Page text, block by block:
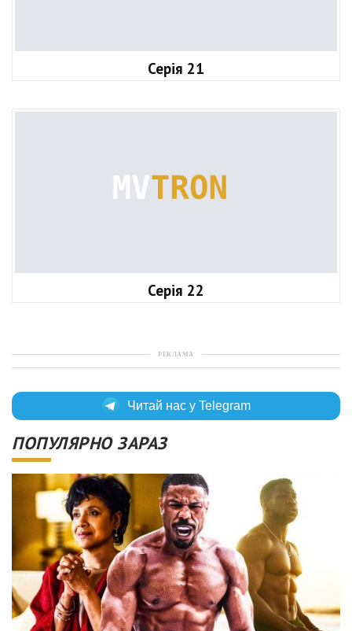
Серія 21
Серія 22
РЕКЛАМА
Читай нас у Telegram
ПОПУЛЯРНО ЗАРАЗ